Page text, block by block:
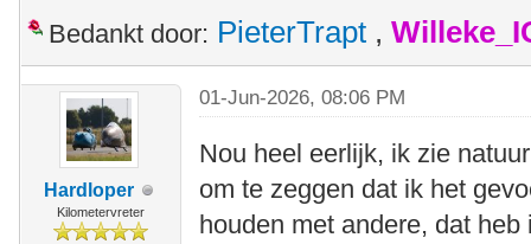
Bedankt door: PieterTrapt ,
Hardloper
Kilometervreter
01-Jun-2026, 08:06 PM
Nou heel eerlijk, ik zie
om te zeggen dat ik het
houden met andere, dat